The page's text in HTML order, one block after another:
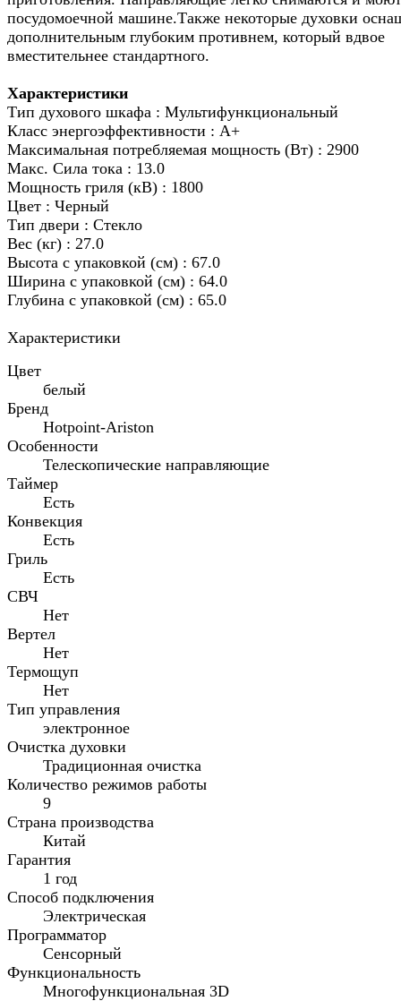
посудомоечной машине.Также некоторые духовки
дополнительным глубоким противнем, который вдвое
вместительнее стандартного.
Характеристики
Тип духового шкафа : Мультифункциональный
Класс энергоэффективности : A+
Максимальная потребляемая мощность (Вт) : 2900
Макс. Сила тока : 13.0
Мощность гриля (кВ) : 1800
Цвет : Черный
Тип двери : Стекло
Вес (кг) : 27.0
Высота с упаковкой (см) : 67.0
Ширина с упаковкой (см) : 64.0
Глубина с упаковкой (см) : 65.0
Характеристики
Цвет
белый
Бренд
Hotpoint-Ariston
Особенности
Телескопические направляющие
Таймер
Есть
Конвекция
Есть
Гриль
Есть
СВЧ
Нет
Вертел
Нет
Термощуп
Нет
Тип управления
электронное
Очистка духовки
Традиционная очистка
Количество режимов работы
9
Страна производства
Китай
Гарантия
1 год
Способ подключения
Электрическая
Программатор
Сенсорный
Функциональность
Многофункциональная 3D